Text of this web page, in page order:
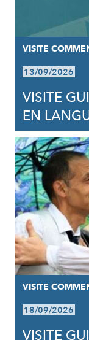
VISITE
13/09/2026
VISITE
EN
VISITE
18/09/2026
VISITE